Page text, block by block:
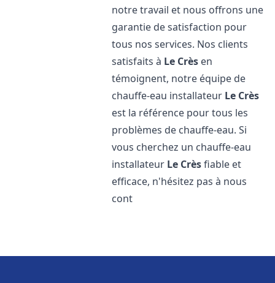
notre travail et nous offrons une
garantie de satisfaction pour
tous nos services. Nos clients
satisfaits à Le Crès en
témoignent, notre équipe de
chauffe-eau installateur Le Crès
est la référence pour tous les
problèmes de chauffe-eau. Si
vous cherchez un chauffe-eau
installateur Le Crèsfiable et
efficace, n'hésitez pas à nous
cont